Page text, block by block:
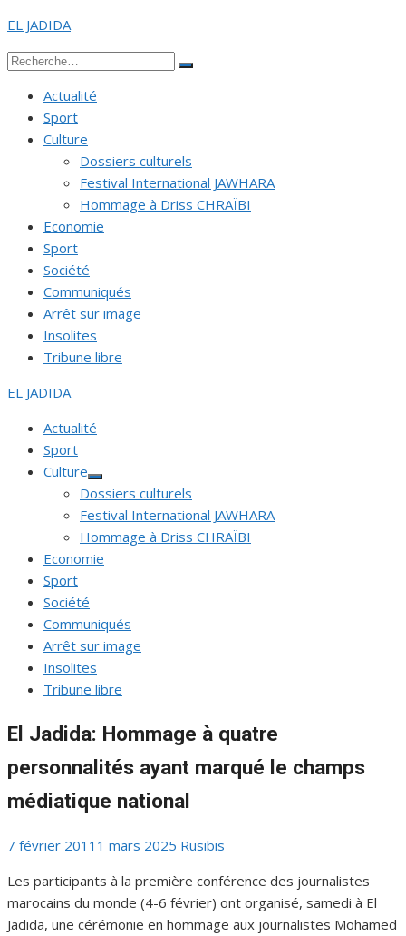
Aller
contenu
EL JADIDA
Recherche
Rechercher
Actualité
Sport
Culture
Dossiers culturels
Festival International JAWHARA
Hommage à Driss CHRAÏBI
Economie
Sport
Société
Communiqués
Arrêt sur image
Insolites
Tribune libre
EL JADIDA
Actualité
Sport
Culture
Afficher
le
sous-
menu
Dossiers culturels
Festival International JAWHARA
Hommage à Driss CHRAÏBI
Economie
Sport
Société
Communiqués
Arrêt sur image
Insolites
Tribune libre
El Jadida: Hommage à quatre
personnalités ayant marqué le champs
médiatique national
Publié
7 février 2011 1 mars 2025 Auteur/autrice
Rusibis
Les participants à la première conférence des journalistes
marocains du monde (4-6 février) ont organisé, samedi à El
Jadida, une cérémonie en hommage aux journalistes Mohamed